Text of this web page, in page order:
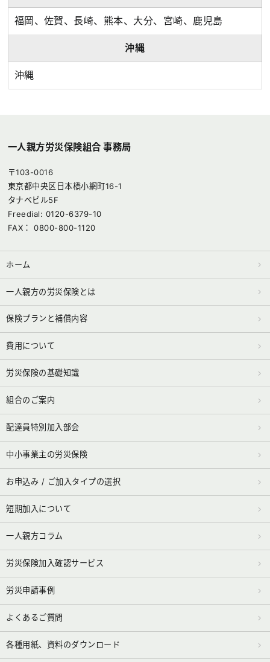
福岡、佐賀、長崎、熊本、大分、宮崎、鹿児島
沖縄
沖縄
一人親方労災保険組合 事務局
〒103-0016
東京都中央区日本橋小網町16-1
タナベビル5F
Freedial: 0120-6379-10
FAX： 0800-800-1120
ホーム
一人親方の労災保険とは
保険プランと補償内容
費用について
労災保険の基礎知識
組合のご案内
配達員特別加入部会
中小事業主の労災保険
お申込み / ご加入タイプの選択
短期加入について
一人親方コラム
労災保険加入確認サービス
労災申請事例
よくあるご質問
各種用紙、資料のダウンロード